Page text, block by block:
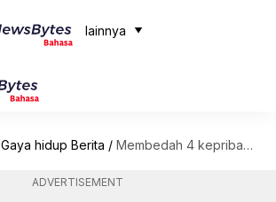
lainnya
Gaya hidup Berita / Membedah 4 kepribadian Analis: INTJ, INTP, ENTJ, dan ENTP
ADVERTISEMENT